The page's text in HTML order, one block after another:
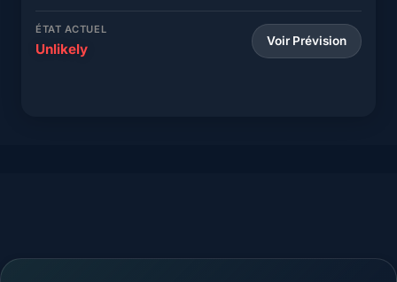
ÉTAT ACTUEL
Unlikely Voir Prévision